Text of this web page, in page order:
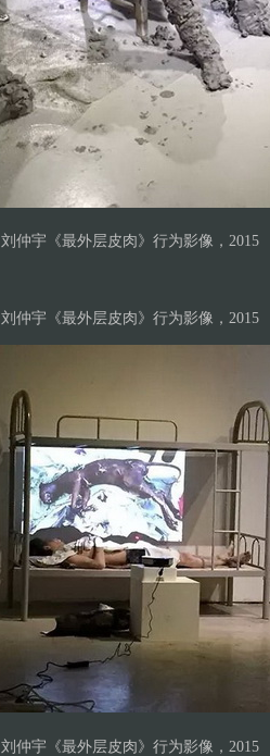
刘仲宇《最外层皮肉》行为影像，2015
刘仲宇《最外层皮肉》行为影像，2015
刘仲宇《最外层皮肉》行为影像，2015